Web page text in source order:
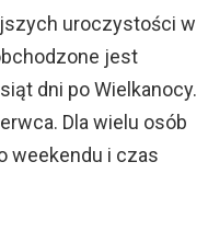
uroczystości w
jest
dni po Wielkanocy.
Dla wielu osób
weekendu i czas